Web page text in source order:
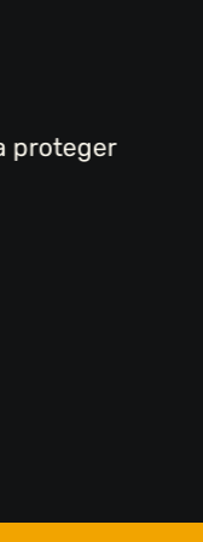
proteger